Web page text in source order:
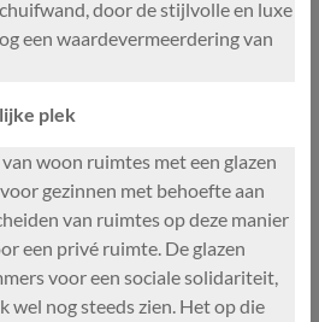
door de stijlvolle en luxe
een waardevermeerdering van
plek
woon ruimtes met een glazen
gezinnen met behoefte aan
van ruimtes op deze manier
een privé ruimte. De glazen
voor een sociale solidariteit,
wel nog steeds zien. Het op die